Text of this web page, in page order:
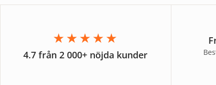
★★★★★
4.7 från 2 000+ nöjda kunder